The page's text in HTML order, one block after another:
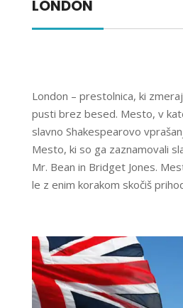
LONDON
London – prestolnica, ki
pusti brez besed. Mesto, v
slavno Shakespearovo
Mesto, ki so ga zaznamovali
Mr. Bean in Bridget Jones.
le z enim korakom skočiš